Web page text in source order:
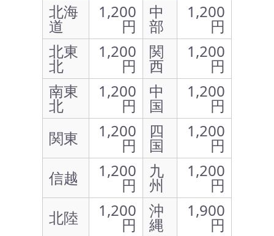
北海
道
1,200
円
中
部
1,200
円
北東
北
1,200
円
関
西
1,200
円
南東
北
1,200
円
中
国
1,200
円
関東
1,200
円
四
国
1,200
円
信越
1,200
円
九
州
1,200
円
北陸
1,200
円
沖
縄
1,900
円